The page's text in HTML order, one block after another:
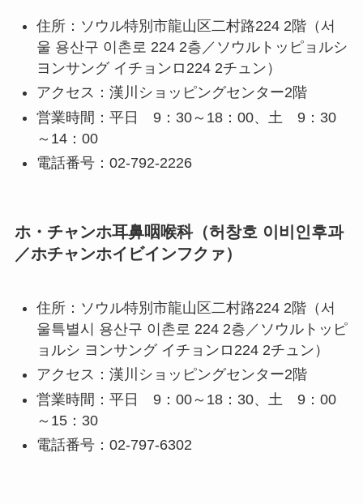
住所：ソウル特別市龍山区二村路224 2階（서
울 용산구 이촌로 224 2층／ソウルトッピョルシ
ヨンサング イチョンロ224 2チュン）
アクセス：漢川ショッピングセンター2階
営業時間：平日 9：30～18：00、土 9：30
～14：00
電話番号：02-792-2226
ホ・チャンホ耳鼻咽喉科（허창호 이비인후과
／ホチャンホイビインフクァ）
住所：ソウル特別市龍山区二村路224 2階（서
울특별시 용산구 이촌로 224 2층／ソウルトッピ
ョルシ ヨンサング イチョンロ224 2チュン）
アクセス：漢川ショッピングセンター2階
営業時間：平日 9：00～18：30、土 9：00
～15：30
電話番号：02-797-6302